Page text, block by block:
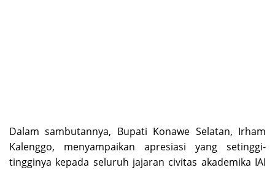
Dalam sambutannya, Bupati Konawe Selatan, Irham
Kalenggo, menyampaikan apresiasi yang setinggi-
tingginya kepada seluruh jajaran civitas akademika IAI